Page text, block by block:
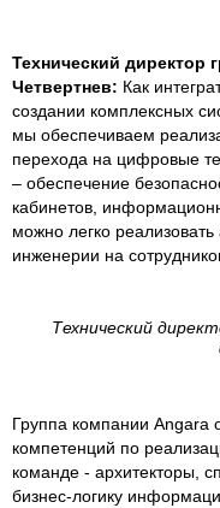
Технический директор
Четвертнев: Как
создании комплексных
мы обеспечиваем
перехода на цифровые
– обеспечение
кабинетов,
можно легко
инженерии на
Технический
Группа компании Angara
компетенций по
команде - архитекторы,
бизнес-логику